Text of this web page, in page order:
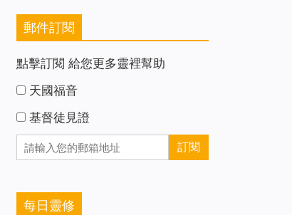
郵件訂閱
點擊訂閱 給您更多靈裡幫助
天國福音
基督徒見證
每日靈修